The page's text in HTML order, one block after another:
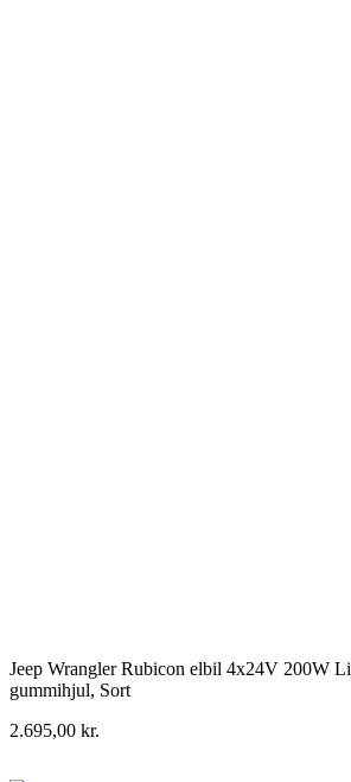
Jeep Wrangler Rubicon elbil 4x24V 200W
gummihjul, Sort
2.695,00 kr.